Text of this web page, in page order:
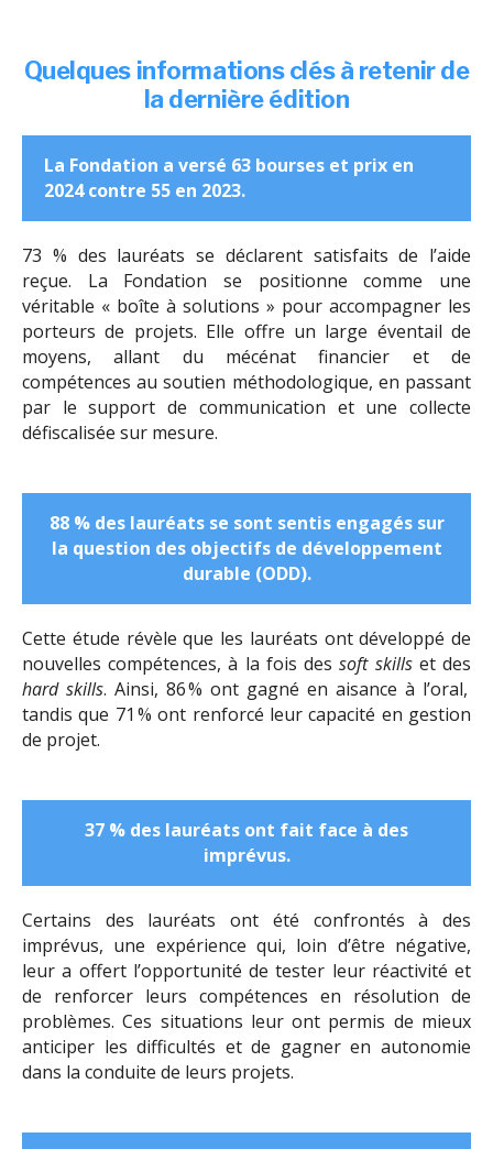
Quelques informations clés à retenir de
la dernière édition
La Fondation a versé 63 bourses et prix en
2024 contre 55 en 2023.
73 % des lauréats se déclarent satisfaits de l’aide
reçue. La Fondation se positionne comme une
véritable « boîte à solutions » pour accompagner les
porteurs de projets. Elle offre un large éventail de
moyens, allant du mécénat financier et de
compétences au soutien méthodologique, en passant
par le support de communication et une collecte
défiscalisée sur mesure.
88 % des lauréats se sont sentis engagés sur
la question des objectifs de développement
durable (ODD).
Cette étude révèle que les lauréats ont développé de
nouvelles compétences, à la fois dessoft skillset des
hard skills. Ainsi, 86 % ont gagné en aisance à l’oral,
tandis que 71 % ont renforcé leur capacité en gestion
de projet.
37 % des lauréats ont fait face à des
imprévus.
Certains des lauréats ont été confrontés à des
imprévus, une expérience qui, loin d’être négative,
leur a offert l’opportunité de tester leur réactivité et
de renforcer leurs compétences en résolution de
problèmes. Ces situations leur ont permis de mieux
anticiper les difficultés et de gagner en autonomie
dans la conduite de leurs projets.